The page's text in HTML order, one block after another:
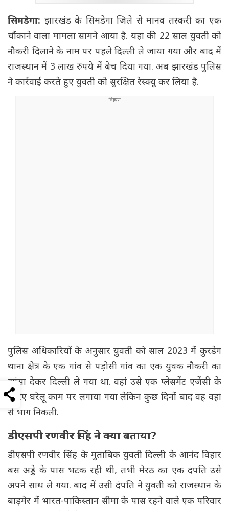
सिमडेगा: झारखंड के सिमडेगा जिले से मानव तस्करी का एक
चौंकाने वाला मामला सामने आया है. यहां की 22 साल युवती को
नौकरी दिलाने के नाम पर पहले दिल्ली ले जाया गया और बाद में
राजस्थान में 3 लाख रुपये में बेच दिया गया. अब झारखंड पुलिस
ने कार्रवाई करते हुए युवती को सुरक्षित रेस्क्यू कर लिया है.
पुलिस अधिकारियों के अनुसार युवती को साल 2023 में कुरडेग
थाना क्षेत्र के एक गांव से पड़ोसी गांव का एक युवक नौकरी का
झांसा देकर दिल्ली ले गया था. वहां उसे एक प्लेसमेंट एजेंसी के
जरिए घरेलू काम पर लगाया गया लेकिन कुछ दिनों बाद वह वहां
से भाग निकली.
डीएसपी रणवीर सिंह ने क्या बताया?
डीएसपी रणवीर सिंह के मुताबिक युवती दिल्ली के आनंद विहार
बस अड्डे के पास भटक रही थी, तभी मेरठ का एक दंपति उसे
अपने साथ ले गया. बाद में उसी दंपति ने युवती को राजस्थान के
बाड़मेर में भारत-पाकिस्तान सीमा के पास रहने वाले एक परिवार